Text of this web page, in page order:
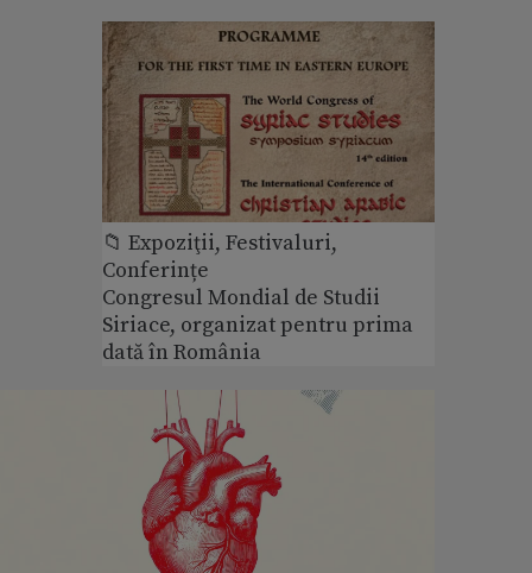
📁 Expoziţii, Festivaluri,
Conferințe
Congresul Mondial de Studii
Siriace, organizat pentru prima
dată în România